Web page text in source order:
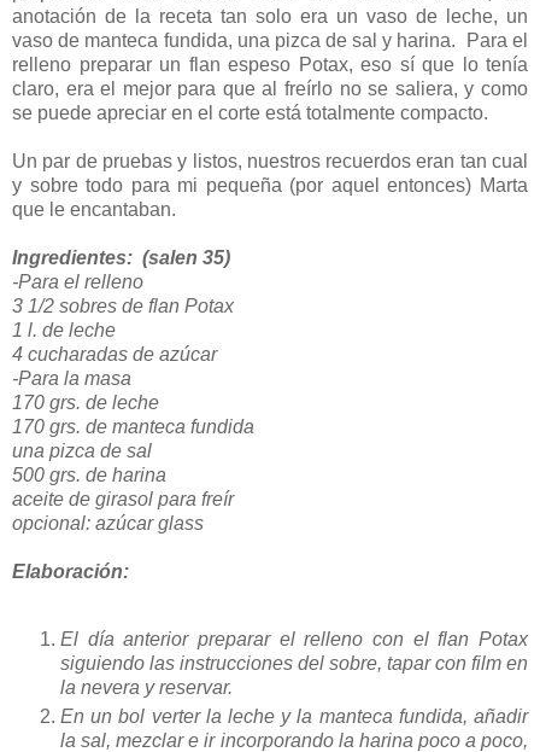
anotación de la receta tan solo era un vaso de leche, un
vaso de manteca fundida, una pizca de sal y harina. Para el
relleno preparar un flan espeso Potax, eso sí que lo tenía
claro, era el mejor para que al freírlo no se saliera, y como
se puede apreciar en el corte está totalmente compacto.
Un par de pruebas y listos, nuestros recuerdos eran tan cual
y sobre todo para mi pequeña (por aquel entonces) Marta
que le encantaban.
Ingredientes: (salen 35)
-Para el relleno
3 1/2 sobres de flan Potax
1 l. de leche
4 cucharadas de azúcar
-Para la masa
170 grs. de leche
170 grs. de manteca fundida
una pizca de sal
500 grs. de harina
aceite de girasol para freír
opcional: azúcar glass
Elaboración:
El día anterior preparar el relleno con el flan Potax
siguiendo las instrucciones del sobre, tapar con film en
la nevera y reservar.
En un bol verter la leche y la manteca fundida, añadir
la sal, mezclar e ir incorporando la harina poco a poco,